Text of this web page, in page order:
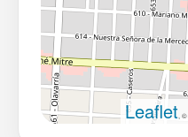
Leaflet , ©